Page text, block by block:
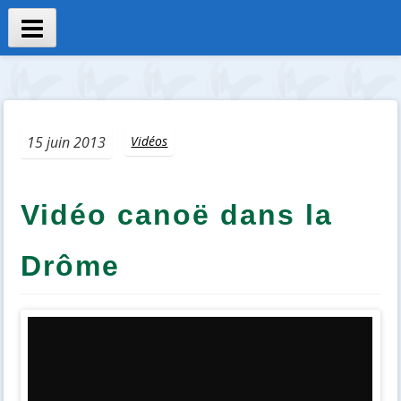
Aller
contenu
Menu
15 juin 2013 Vidéos
Vidéo canoë dans la
Drôme